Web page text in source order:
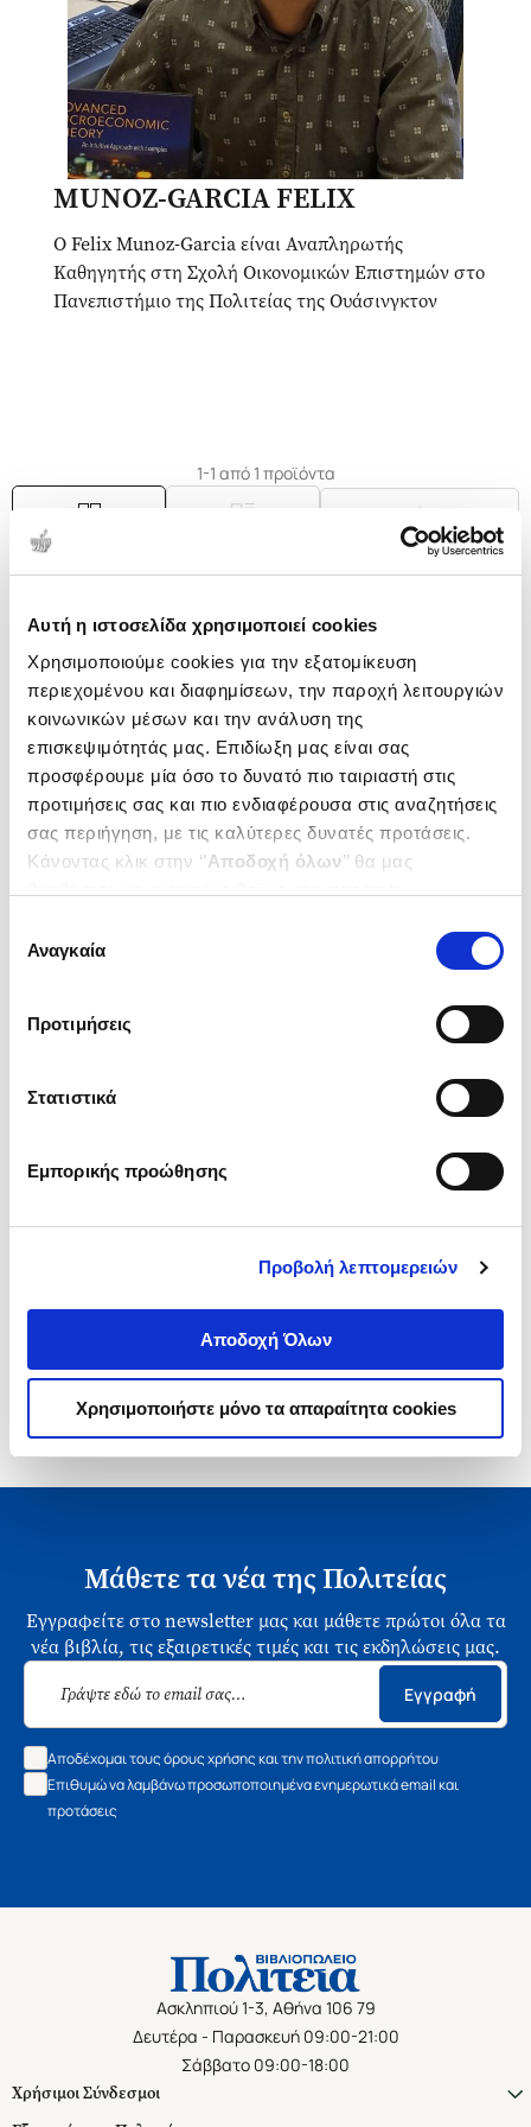
Αυτή η ιστοσελίδα χρησιμοποιεί cookies
Χρησιμοποιούμε cookies για την εξατομίκευση
περιεχομένου και διαφημίσεων, την παροχή λειτουργιών
κοινωνικών μέσων και την ανάλυση της
επισκεψιμότητάς μας. Επιδίωξη μας είναι σας
προσφέρουμε μία όσο το δυνατό πιο ταιριαστή στις
προτιμήσεις σας και πιο ενδιαφέρουσα στις αναζητήσεις
σας περιήγηση, με τις καλύτερες δυνατές προτάσεις.
Κάνοντας κλικ στην ‘’Αποδοχή όλων’’ θα μας
ενδιαφέρουν και να επιλέξετε από τα παρακάτω με την
΄΄και να ενημερωθείτε σχετικά με
συγκατάθεσης
Αναγκαία
Προτιμήσεις
Στατιστικά
Εμπορικής προώθησης
Προβολή λεπτομερειών
Αποδοχή Όλων
Χρησιμοποιήστε μόνο τα απαραίτητα cookies
MUNOZ-GARCIA FELIX
Ο Felix Munoz-Garcia είναι Αναπληρωτής
Καθηγητής στη Σχολή Οικονομικών Επιστημών στο
Πανεπιστήμιο της Πολιτείας της Ουάσινγκτον
1-1 από 1 προϊόντα
Δημοτικότητα
βήμα προς βήμα
ESPINOLA-ARREDONDO
Κωδ. Πολιτείας
Τιμή ΈκδοσηςΤιμή Πολιτείας
Μάθετε τα νέα της Πολιτείας
Εγγραφείτε στο newsletter μας και μάθετε πρώτοι όλα τα
νέα βιβλία, τις εξαιρετικές τιμές και τις εκδηλώσεις μας.
Εγγραφή
Αποδέχομαι τους όρους χρήσης και την πολιτική απορρήτου
Επιθυμώ να λαμβάνω προσωποποιημένα ενημερωτικά email και
προτάσεις
Ασκληπιού 1-3, Αθήνα 106 79
Δευτέρα - Παρασκευή 09:00-21:00
Σάββατο 09:00-18:00
Χρήσιμοι Σύνδεσμοι